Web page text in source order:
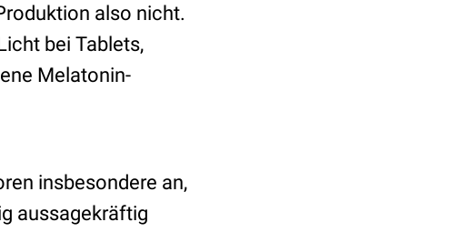
also nicht.
bei Tablets,
Melatonin-
insbesondere an,
aussagekräftig